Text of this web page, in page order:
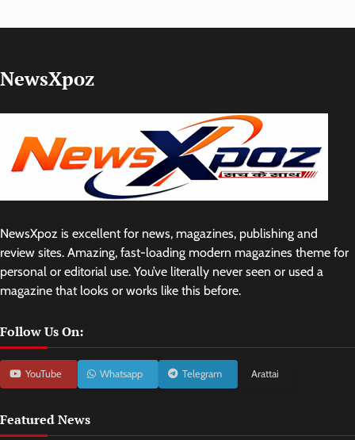
NewsXpoz
NewsXpoz is excellent for news, magazines, publishing and
review sites. Amazing, fast-loading modern magazines theme for
personal or editorial use. You’ve literally never seen or used a
magazine that looks or works like this before.
Follow Us On:
YouTube Whatsapp Telegram Arattai
Featured News